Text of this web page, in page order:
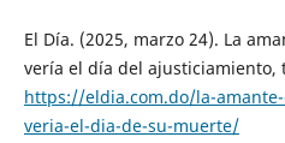
El Día. (2025, marzo 24). La
vería el día del ajusticiamiento,
https://eldia.com.do/la-
veria-el-dia-de-su-muerte/